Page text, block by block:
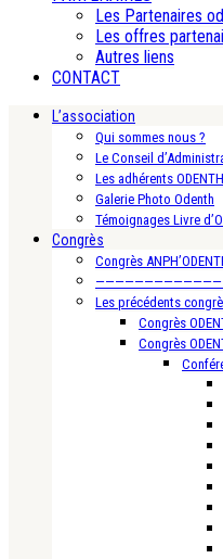
Les Partenaires
Les offres
Autres liens
CONTACT
L’association
Qui sommes nous ?
Le Conseil
Les adhérents ODENTH
Galerie Photo Odenth
Témoignages Livre
Congrès
Congrès
Les précédents
Congrès
Congrès